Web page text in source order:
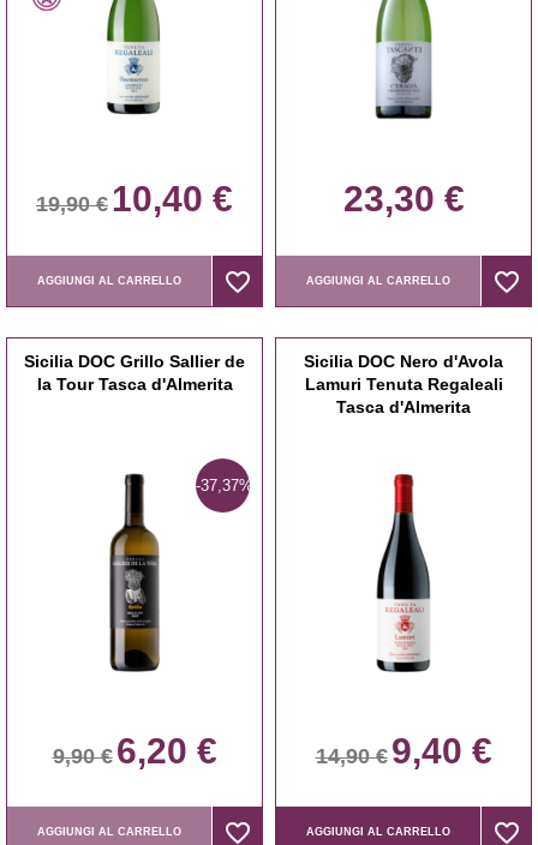
19,90 € 10,40 €
AGGIUNGI AL CARRELLO favorite_border
favorite_border
23,30 €
AGGIUNGI AL CARRELLO favorite_border
favorite_border
Sicilia DOC Grillo Sallier de
la Tour Tasca d'Almerita
-37,37%
9,90 € 6,20 €
AGGIUNGI AL CARRELLO favorite_border
favorite_border
Sicilia DOC Nero d'Avola
Lamuri Tenuta Regaleali
Tasca d'Almerita
14,90 € 9,40 €
AGGIUNGI AL CARRELLO favorite_border
favorite_border